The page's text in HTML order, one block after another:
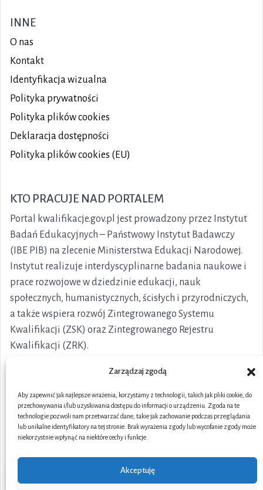
Zarządzaj zgodą
Aby zapewnić jak najlepsze wrażenia, korzystamy z technologii, takich jak pliki cookie, do
przechowywania i/lub uzyskiwania dostępu do informacji o urządzeniu. Zgoda na te
technologie pozwoli nam przetwarzać dane, takie jak zachowanie podczas przeglądania
lub unikalne identyfikatory na tej stronie. Brak wyrażenia zgody lub wycofanie zgody może
niekorzystnie wpłynąć na niektóre cechy i funkcje.
Akceptuję
INNE
O nas
Kontakt
Identyfikacja wizualna
Polityka prywatności
Polityka plikówcookies
Deklaracja dostępności
Polityka plików cookies (EU)
KTO PRACUJE NAD PORTALEM
Portal kwalifikacje.gov.pl jest prowadzony przez Instytut
Badań Edukacyjnych – Państwowy Instytut Badawczy
(IBE PIB) na zlecenie Ministerstwa Edukacji Narodowej.
Instytut realizuje interdyscyplinarne badania naukowe i
prace rozwojowe w dziedzinie edukacji, nauk
społecznych, humanistycznych, ścisłych i przyrodniczych,
a także wspiera rozwój Zintegrowanego Systemu
Kwalifikacji (ZSK) oraz Zintegrowanego Rejestru
Kwalifikacji (ZRK).